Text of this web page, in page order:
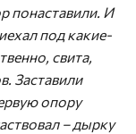
понаставили. И
под какие-
свита,
Заставили
опору
– дырку